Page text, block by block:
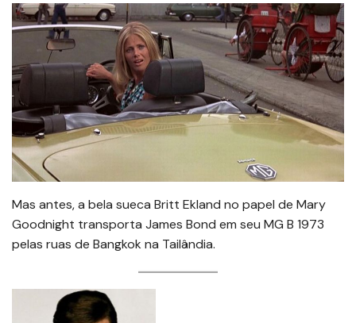
Mas antes, a bela sueca Britt Ekland no papel de Mary
Goodnight transporta James Bond em seu MG B 1973
pelas ruas de Bangkok na Tailândia.